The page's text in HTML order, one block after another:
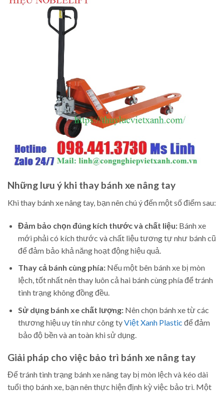
Những lưu ý khi thay bánh xe nâng tay
Khi thay bánh xe nâng tay, bạn nên chú ý đến một số điểm sau:
Đảm bảo chọn đúng kích thước và chất liệu:Bánh xe
mới phải có kích thước và chất liệu tương tự như bánh cũ
để đảm bảo khả năng hoạt động hiệu quả.
Thay cả bánh cùng phía:Nếu một bên bánh xe bị mòn
lệch, tốt nhất nên thay luôn cả hai bánh cùng phía để tránh
tình trạng không đồng đều.
Sử dụng bánh xe chất lượng:Nên chọn bánh xe từ các
thương hiệu uy tín như công tyViệt Xanh Plastic để đảm
bảo độ bền và an toàn khi sử dụng.
Giải pháp cho việc bảo trì bánh xe nâng tay
Để tránh tình trạng bánh xe nâng tay bị mòn lệch và kéo dài
tuổi thọ bánh xe, bạn nên thực hiện định kỳ việc bảo trì. Một